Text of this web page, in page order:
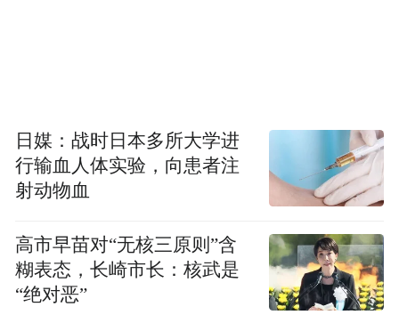
日媒：战时日本多所大学进
行输血人体实验，向患者注
射动物血
高市早苗对“无核三原则”含
糊表态，长崎市长：核武是
“绝对恶”